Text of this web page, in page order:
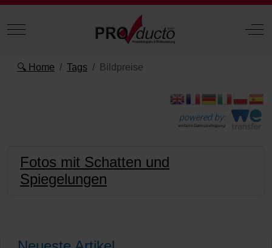
Mobile Menu Toggle Off-
🔍 Home Tags Bildpreise
powered by:
einfache Datenübertragung
Fotos mit Schatten und
Spiegelungen